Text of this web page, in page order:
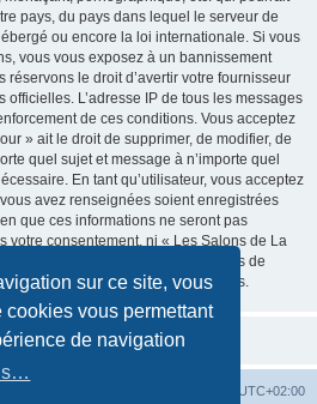
sur ce site, vous
cookies vous permettant
de navigation
pays, du pays dans lequel le serveur de
ou encore la loi internationale. Si vous
vous vous exposez à un bannissement
réservons le droit d’avertir votre fournisseur
officielles. L’adresse IP de tous les messages
de ces conditions. Vous acceptez
» ait le droit de supprimer, de modifier, de
quel sujet et message à n’importe quel
En tant qu’utilisateur, vous acceptez
avez renseignées soient enregistrées
que ces informations ne seront pas
votre consentement, ni « Les Salons de La
tenus comme responsables en cas de
visant à compromettre vos données.
UTC+02:00